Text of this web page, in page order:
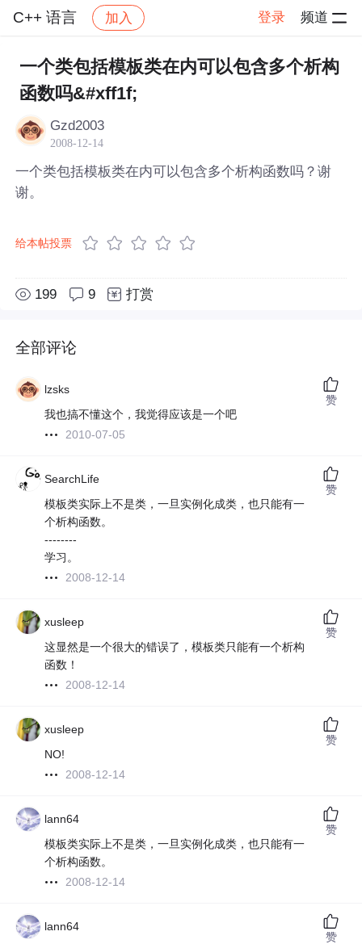
C++ 语言 加入 登录 频道
社区 C++ 语言 帖子详情
一个类包括模板类在内可以包含多个析构
函数吗&#xff1f;
Gzd2003
2008-12-14
一个类包括模板类在内可以包含多个析构函数吗？谢
谢。
给本帖投票
199 9 打赏
全部评论
lzsks
我也搞不懂这个，我觉得应该是一个吧
2010-07-05
赞
SearchLife
模板类实际上不是类，一旦实例化成类，也只能有一
个析构函数。
--------
学习。
2008-12-14
赞
xusleep
这显然是一个很大的错误了，模板类只能有一个析构
函数！
2008-12-14
赞
xusleep
NO!
2008-12-14
赞
lann64
模板类实际上不是类，一旦实例化成类，也只能有一
个析构函数。
2008-12-14
赞
lann64
赞